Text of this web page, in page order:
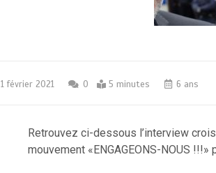
1 février 2021 0 5 minutes 6 ans
Retrouvez ci-dessous l’interview
mouvement «ENGAGEONS-NOUS !!!»